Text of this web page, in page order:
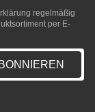
regelmäßig
per E-